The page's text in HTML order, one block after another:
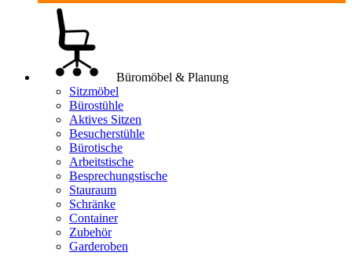
Büromöbel & Planung
Sitzmöbel
Bürostühle
Aktives Sitzen
Besucherstühle
Bürotische
Arbeitstische
Besprechungstische
Stauraum
Schränke
Container
Zubehör
Garderoben